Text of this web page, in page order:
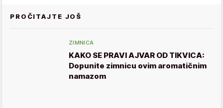
PROČITAJTE JOŠ
ZIMNICA
KAKO SE PRAVI AJVAR OD TIKVICA:
Dopunite zimnicu ovim aromatičnim
namazom